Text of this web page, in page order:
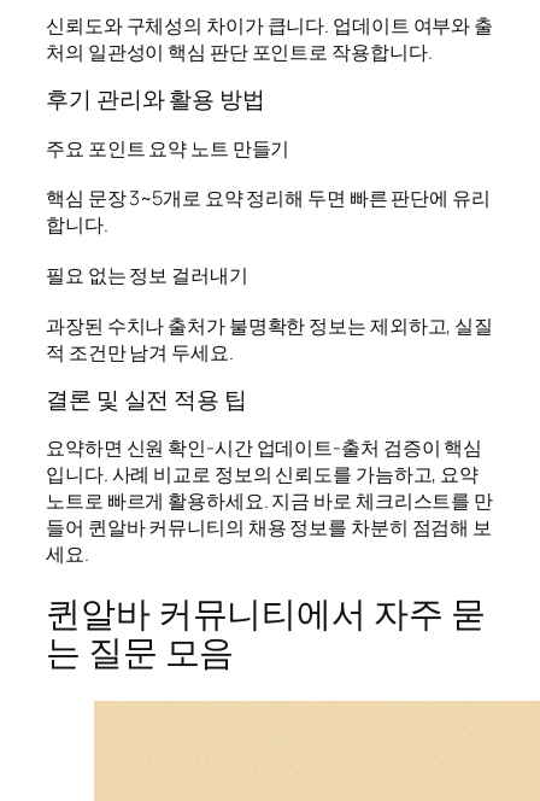
신뢰도와 구체성의 차이가 큽니다. 업데이트 여부와 출
처의 일관성이 핵심 판단 포인트로 작용합니다.
후기 관리와 활용 방법
주요 포인트 요약 노트 만들기
핵심 문장 3~5개로 요약 정리해 두면 빠른 판단에 유리
합니다.
필요 없는 정보 걸러내기
과장된 수치나 출처가 불명확한 정보는 제외하고, 실질
적 조건만 남겨 두세요.
결론 및 실전 적용 팁
요약하면 신원 확인-시간 업데이트-출처 검증이 핵심
입니다. 사례 비교로 정보의 신뢰도를 가늠하고, 요약
노트로 빠르게 활용하세요. 지금 바로 체크리스트를 만
들어 퀸알바 커뮤니티의 채용 정보를 차분히 점검해 보
세요.
퀸알바 커뮤니티에서 자주 묻
는 질문 모음